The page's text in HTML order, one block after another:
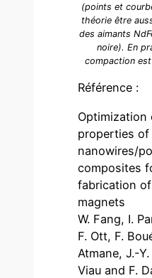
(points et
théorie être
des aimants
noire). En
compaction est
Référence :
Optimization
properties of
nanowires/
composites
fabrication
magnets
W. Fang, I.
F. Ott, F.
Atmane, J.-
Viau and F.